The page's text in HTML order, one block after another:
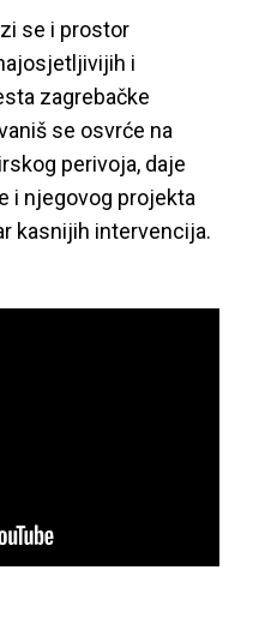
se i prostor
i
zagrebačke
se osvrće na
perivoja, daje
i njegovog projekta
kasnijih intervencija.